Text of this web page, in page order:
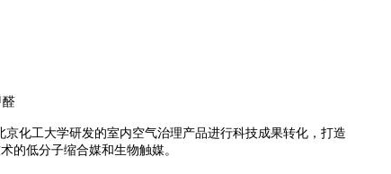
化工大学研发的室内空气治理产品进行科技成果转化，打造
的低分子缩合媒和生物触媒。